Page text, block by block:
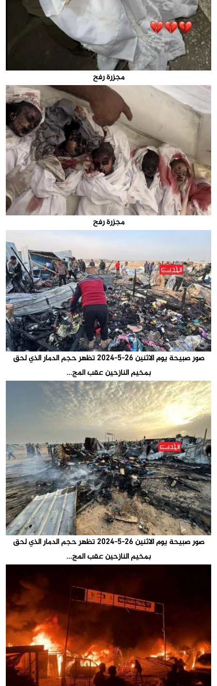
مجزرة رفح
مجزرة رفح
صور صبيحة يوم الاثنين 26-5-2024 تظهر حجم الدمار الذي لحق
بمخيم النازحين عقب المج...
صور صبيحة يوم الاثنين 26-5-2024 تظهر حجم الدمار الذي لحق
بمخيم النازحين عقب المج...